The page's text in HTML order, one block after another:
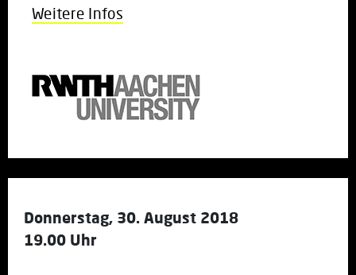
Weitere Infos
Donnerstag, 30. August 2018
19.00 Uhr